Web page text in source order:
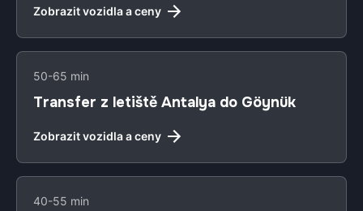
Zobrazit vozidla a ceny
50-65 min
Transfer z letiště Antalya do Göynük
Zobrazit vozidla a ceny
40-55 min